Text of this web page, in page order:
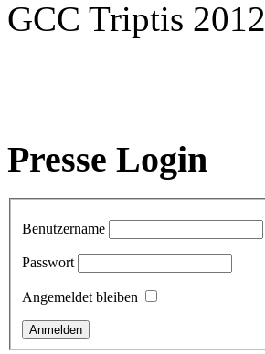
GCC Triptis 2012
Presse Login
Benutzername
Passwort
Angemeldet bleiben